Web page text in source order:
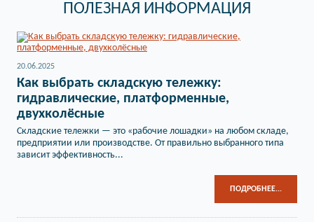
ПОЛЕЗНАЯ ИНФОРМАЦИЯ
20.06.2025
Как выбрать складскую тележку:
гидравлические, платформенные,
двухколёсные
Складские тележки — это «рабочие лошадки» на любом складе,
предприятии или производстве. От правильно выбранного типа
зависит эффективность...
ПОДРОБНЕЕ...